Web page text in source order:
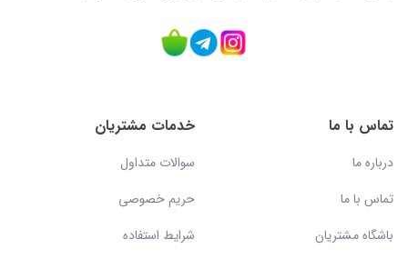
تماس با ما
درباره ما
تماس با ما
باشگاه مشتریان
خدمات مشتریان
سوالات متداول
حریم خصوصی
شرایط استفاده